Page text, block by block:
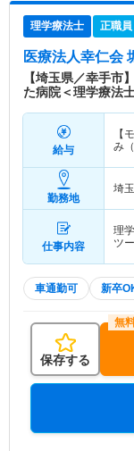
理学療法士 正職員
医療法人幸仁会
【埼玉県／幸手市
た病院＜理学療法
給与
【
み
勤務地
埼
仕事内容
理
ツ
車通勤可 新卒
保存する